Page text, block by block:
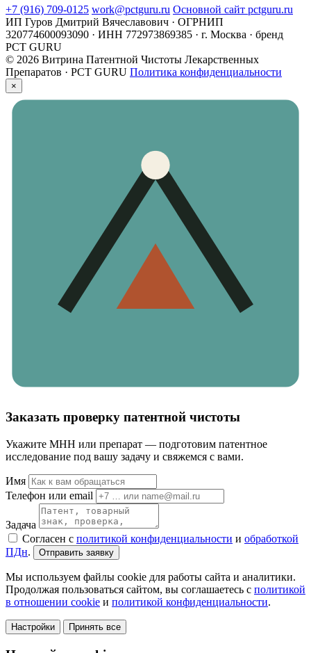
+7 (916) 709-0125 work@pctguru.ru Основной сайт pctguru.ru
ИП Гуров Дмитрий Вячеславович · ОГРНИП
320774600093090 · ИНН 772973869385 · г. Москва · бренд
PCT GURU
© 2026 Витрина Патентной Чистоты Лекарственных
Препаратов · PCT GURU Политика конфиденциальности
×
Заказать проверку патентной чистоты
Укажите МНН или препарат — подготовим патентное
исследование под вашу задачу и свяжемся с вами.
Имя
Телефон или email
Задача
Согласен с политикой конфиденциальности и обработкой
ПДн. Отправить заявку
Мы используем файлы cookie для работы сайта и аналитики.
Продолжая пользоваться сайтом, вы соглашаетесь с политикой
в отношении cookie и политикой конфиденциальности.
Настройки Принять все